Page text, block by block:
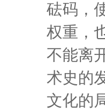
砝码，
权重，
不能离
术史的
文化的